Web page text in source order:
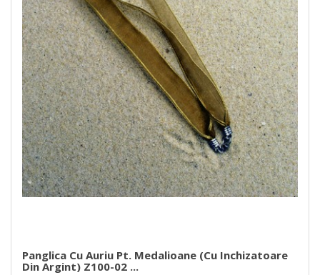
Panglica Cu Auriu Pt. Medalioane (cu Inchizatoare
Din Argint) Z100-02 ...